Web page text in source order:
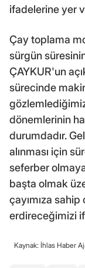
ifadelerine yer
Çay toplama
sürgün
ÇAYKUR'un
sürecinde
dönemlerinin
durumdadır.
alınması için
seferber
başta olmak
çayımıza
erdireceğimizi
Kaynak: İhlas Haber